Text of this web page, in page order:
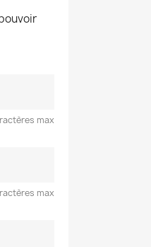
max
max